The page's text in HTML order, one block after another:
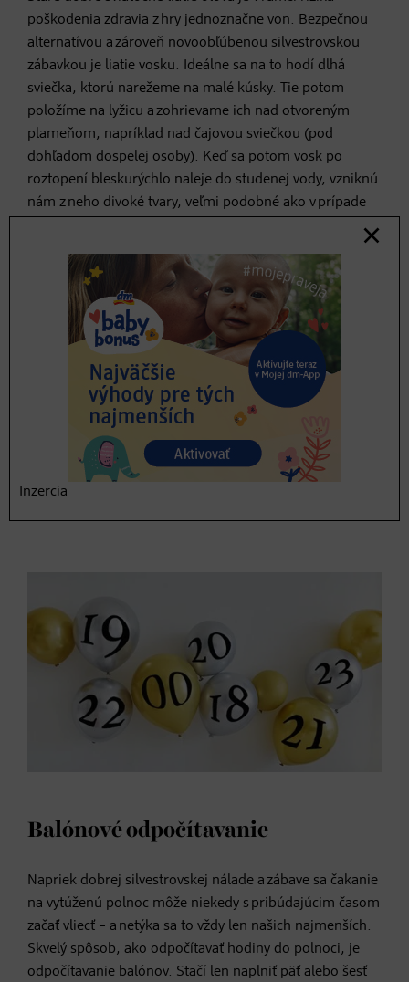
poškodenia zdravia z hry jednoznačne von. Bezpečnou
alternatívou a zároveň novoobľúbenou silvestrovskou
zábavkou je liatie vosku. Ideálne sa na to hodí dlhá
sviečka, ktorú narežeme na malé kúsky. Tie potom
položíme na lyžicu a zohrievame ich nad otvoreným
plameňom, napríklad nad čajovou sviečkou (pod
dohľadom dospelej osoby). Keď sa potom vosk po
roztopení bleskurýchlo naleje do studenej vody, vzniknú
nám z neho divoké tvary, veľmi podobné ako v prípade
Mystické hľadanie pokladu
Len máloktoré dieťa povie nie zábavnému hľadaniu
pokladu. Ešte mystickejšie a ešte viac cool je hľadanie
indícií k pokladu po tme. Takže buď doma pozhasínajte
alebo sa vydajte za pátraním do záhrady. S trochou
fantázie môžete hľadanie pokladu naplánovať sami
alebo sa jednoducho spoľahnite na kreatívne hlavičky,
ktoré to vymysleli za vás a kúpiť si vopred pripravenú
sadu na plánovaný lov pokladu.
Balónové odpočítavanie
Napriek dobrej silvestrovskej nálade a zábave sa čakanie
na vytúženú polnoc môže niekedy s pribúdajúcim časom
začať vliecť – a netýka sa to vždy len našich najmenších.
Skvelý spôsob, ako odpočítavať hodiny do polnoci, je
odpočítavanie balónov. Stačí len naplniť päť alebo šesť
Inzercia